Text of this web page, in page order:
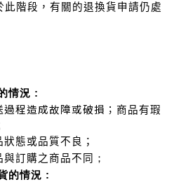
階段，有關的退換貨申請仍處
情況 :
程造成故障或破損； 商品有瑕
態或品質不良；
訂購之商品不同
；
的情況 :